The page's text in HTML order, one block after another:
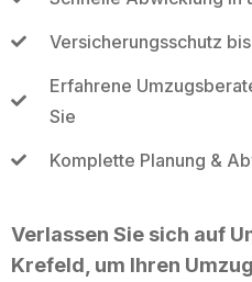
Versicherungsschutz
Erfahrene
Sie
Komplette Planung &
Verlassen Sie sich auf
Krefeld, um Ihren